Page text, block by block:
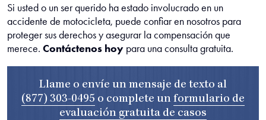
Si usted o un ser querido ha estado involucrado en un
accidente de motocicleta, puede confiar en nosotros para
proteger sus derechos y asegurar la compensación que
merece. Contáctenos hoy para una consulta gratuita.
Llame o envíe un mensaje de texto al
(877) 303-0495 o complete un formulario de
evaluación gratuita de casos